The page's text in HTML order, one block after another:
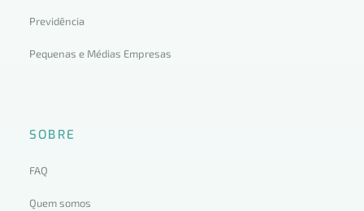
Previdência
Pequenas e Médias Empresas
SOBRE
FAQ
Quem somos